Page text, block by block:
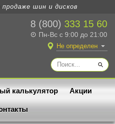
шин и дисков
8 (800) 333 15 60
Пн-Вс с 9:00 до 21:00
Не определен
калькулятор Акции